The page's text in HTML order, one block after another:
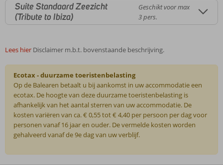
Suite Standaard Zeezicht
(Tribute to Ibiza)
Geschikt voor max
3 pers.
Lees hier Disclaimer m.b.t. bovenstaande beschrijving.
Ecotax - duurzame toeristenbelasting
Op de Balearen betaalt u bij aankomst in uw accommodatie een
ecotax. De hoogte van deze duurzame toeristenbelasting is
afhankelijk van het aantal sterren van uw accommodatie. De
kosten variëren van ca. € 0,55 tot € 4,40 per persoon per dag voor
personen vanaf 16 jaar en ouder. De vermelde kosten worden
gehalveerd vanaf de 9e dag van uw verblijf.